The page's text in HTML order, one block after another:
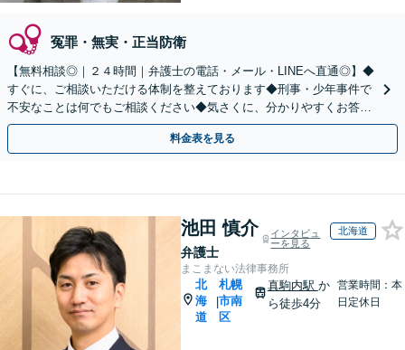
冤罪・無実・正当防衛
【無料相談◎｜２４時間｜弁護士の電話・メール・LINEへ直通◎】◆
すぐに、ご相談いただける体制を整えております◆刑事・少年事件で
不安なことは何でもご相談ください◆気さくに、分かりやすくお答え
します。弁護士直通LINE【@685dvpfm】
料金表を見る
池田 慎介
弁護士
インタビュ
ーを見る
北海道
まこまない法律事務所
北
海
道
|
札幌
市南
区
真駒内駅 か
ら徒歩4分
営業時間：本
日定休日